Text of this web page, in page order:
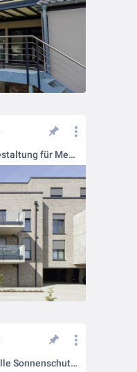
Harmonische Fassadengestaltung für Mehrfamilienhäuser: WAREMA Referenzen
Objecta – die professionelle Sonnenschutz-Kollektion für Architekten & Objekteure